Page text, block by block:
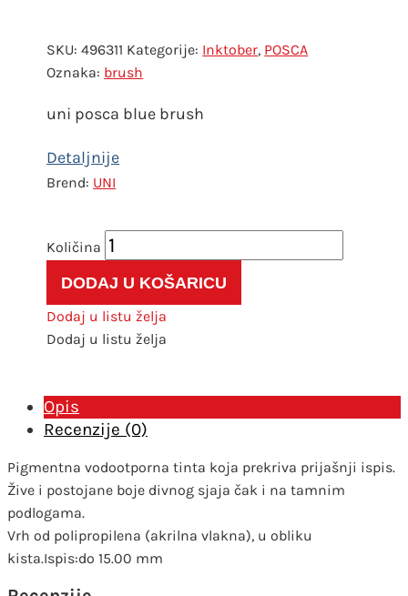
SKU:496311 Kategorije: Inktober, POSCA
Oznaka: brush
uni posca blue brush
UNI
Marker
Uni
posca
PCF-
350
DODAJ U KOŠARICU
Dodaj u listu želja
Dodaj u listu želja
Opis
Recenzije (0)
Pigmentna vodootporna tinta koja prekriva prijašnji ispis.
Žive i postojane boje divnog sjaja čak i na tamnim
podlogama.
Vrh od polipropilena (akrilna vlakna), u obliku
kista.Ispis:do 15.00 mm